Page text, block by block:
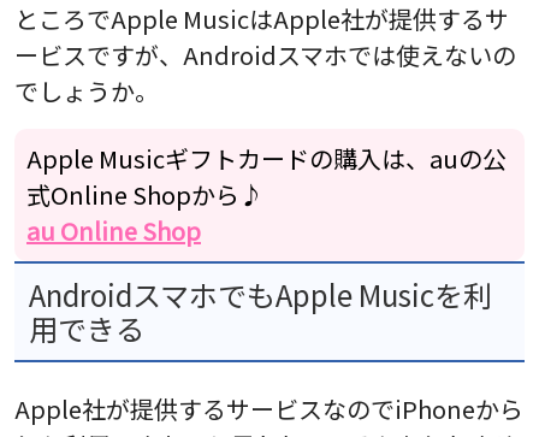
ところでApple MusicはApple社が提供するサ
ービスですが、Androidスマホでは使えないの
でしょうか。
Apple Musicギフトカードの購入は、auの公
式Online Shopから♪
au Online Shop
AndroidスマホでもApple Musicを利
用できる
Apple社が提供するサービスなのでiPhoneから